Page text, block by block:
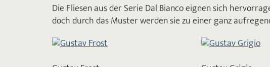
Die Fliesen aus der Serie Dal Bianco eignen sich
doch durch das Muster werden sie zu einer ganz